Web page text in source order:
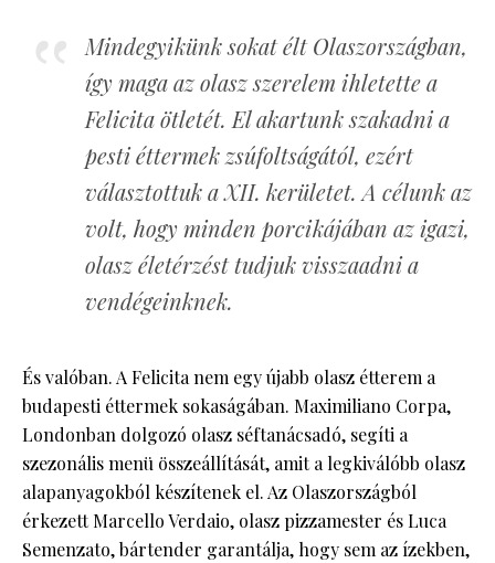
Mindegyikünk sokat élt Olaszországban,
így maga az olasz szerelem ihletette a
Felicita ötletét. El akartunk szakadni a
pesti éttermek zsúfoltságától, ezért
választottuk a XII. kerületet. A célunk az
volt, hogy minden porcikájában az igazi,
olasz életérzést tudjuk visszaadni a
vendégeinknek.
És valóban. A Felicita nem egy újabb olasz étterem a
budapesti éttermek sokaságában. Maximiliano Corpa,
Londonban dolgozó olasz séftanácsadó, segíti a
szezonális menü összeállítását, amit a legkiválóbb olasz
alapanyagokból készítenek el. Az Olaszországból
érkezett Marcello Verdaio, olasz pizzamester és Luca
Semenzato, bártender garantálja, hogy sem az ízekben,